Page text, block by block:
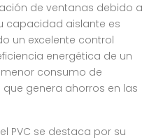
de ventanas debido a
capacidad aislante es
un excelente control
energética de un
consumo de
genera ahorros en las
PVC se destaca por su